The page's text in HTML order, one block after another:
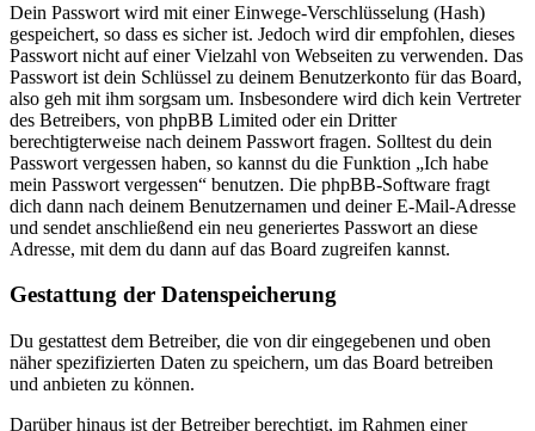
Dein Passwort wird mit einer Einwege-Verschlüsselung (Hash)
gespeichert, so dass es sicher ist. Jedoch wird dir empfohlen, dieses
Passwort nicht auf einer Vielzahl von Webseiten zu verwenden. Das
Passwort ist dein Schlüssel zu deinem Benutzerkonto für das Board,
also geh mit ihm sorgsam um. Insbesondere wird dich kein Vertreter
des Betreibers, von phpBB Limited oder ein Dritter
berechtigterweise nach deinem Passwort fragen. Solltest du dein
Passwort vergessen haben, so kannst du die Funktion „Ich habe
mein Passwort vergessen“ benutzen. Die phpBB-Software fragt
dich dann nach deinem Benutzernamen und deiner E-Mail-Adresse
und sendet anschließend ein neu generiertes Passwort an diese
Adresse, mit dem du dann auf das Board zugreifen kannst.
Gestattung der Datenspeicherung
Du gestattest dem Betreiber, die von dir eingegebenen und oben
näher spezifizierten Daten zu speichern, um das Board betreiben
und anbieten zu können.
Darüber hinaus ist der Betreiber berechtigt, im Rahmen einer